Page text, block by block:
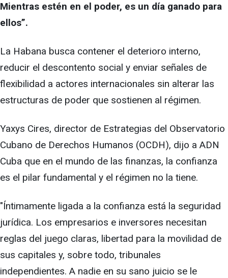
Mientras estén en el poder, es un día ganado para
ellos”.
La Habana busca contener el deterioro interno,
reducir el descontento social y enviar señales de
flexibilidad a actores internacionales sin alterar las
estructuras de poder que sostienen al régimen.
Yaxys Cires, director de Estrategias del Observatorio
Cubano de Derechos Humanos (OCDH), dijo a ADN
Cuba que en el mundo de las finanzas, la confianza
es el pilar fundamental y el régimen no la tiene.
"Íntimamente ligada a la confianza está la seguridad
jurídica. Los empresarios e inversores necesitan
reglas del juego claras, libertad para la movilidad de
sus capitales y, sobre todo, tribunales
independientes. A nadie en su sano juicio se le